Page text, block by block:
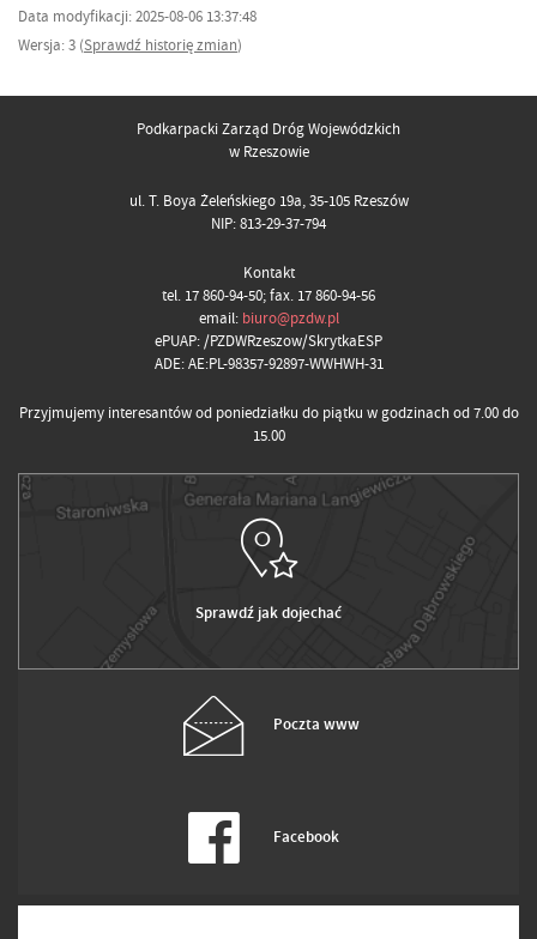
Data modyfikacji: 2025-08-06 13:37:48
Wersja: 3 (Sprawdź historię zmian)
Podkarpacki Zarząd Dróg Wojewódzkich
w Rzeszowie
ul. T. Boya Żeleńskiego 19a, 35-105 Rzeszów
NIP: 813-29-37-794
Kontakt
tel. 17 860-94-50; fax. 17 860-94-56
email: biuro@pzdw.pl
ePUAP: /PZDWRzeszow/SkrytkaESP
ADE: AE:PL-98357-92897-WWHWH-31
Przyjmujemy interesantów od poniedziałku do piątku w godzinach od 7.00 do
15.00
Sprawdź jak dojechać
Poczta www
Facebook